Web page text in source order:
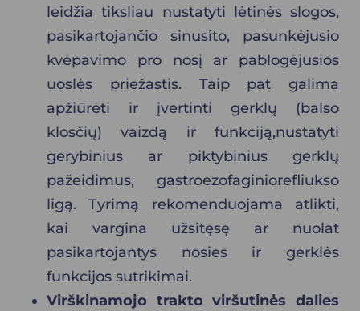
leidžia tiksliau nustatyti lėtinės slogos,
pasikartojančio sinusito, pasunkėjusio
kvėpavimo pro nosį ar pablogėjusios
uoslės priežastis. Taip pat galima
apžiūrėti ir įvertinti gerklų (balso
klosčių) vaizdą ir funkciją,nustatyti
gerybinius ar piktybinius gerklų
pažeidimus, gastroezofaginiorefliukso
ligą. Tyrimą rekomenduojama atlikti,
kai vargina užsitęsę ar nuolat
pasikartojantys nosies ir gerklės
funkcijos sutrikimai.
Virškinamojo trakto viršutinės dalies